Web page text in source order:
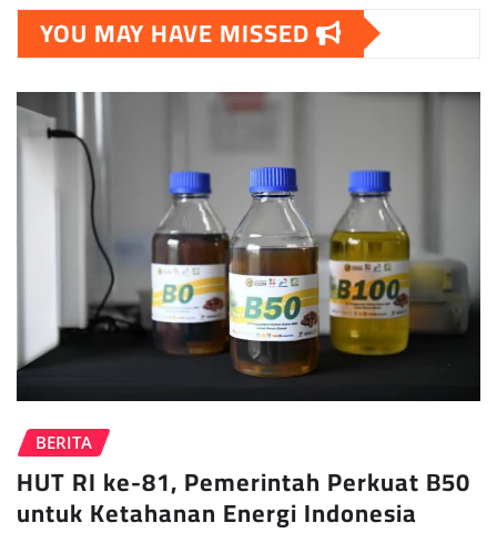
YOU MAY HAVE MISSED
BERITA
HUT RI ke-81, Pemerintah Perkuat B50
untuk Ketahanan Energi Indonesia